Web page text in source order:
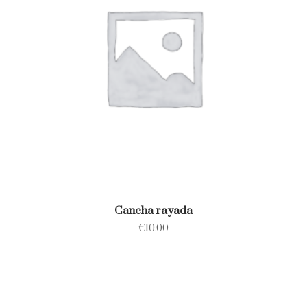
Cancha rayada
€10.00